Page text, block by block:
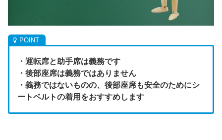
・運転席と助手席は義務です
・後部座席は義務ではありません
・義務ではないものの、後部座席も安全のためにシ
ートベルトの着用をおすすめします